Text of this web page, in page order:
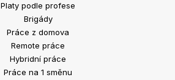
Platy podle profese
Brigády
Práce z domova
Remote práce
Hybridní práce
Práce na 1 směnu